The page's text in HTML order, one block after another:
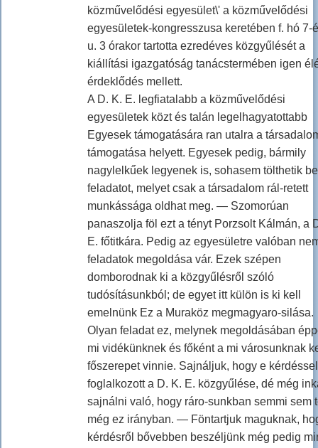
közművelődési egyesület\' a közművelődési
egyesületek-kongresszusa keretében f. hó 7-
u. 3 órakor tartotta ezredéves közgyűlését a
kiállítási igazgatóság tanácstermében igen
érdeklődés mellett.
A D. K. E. legfiatalabb a közművelődési
egyesületek közt és talán legelhagyatottabb
Egyesek támogatására ran utalra a
támogatása helyett. Egyesek pedig, bármily
nagylelkűek legyenek is, sohasem tölthetik
feladatot, melyet csak a társadalom rál-retett
munkássága oldhat meg. — Szomorúan
panaszolja föl ezt a tényt Porzsolt Kálmán, a
E. főtitkára. Pedig az egyesületre valóban
feladatok megoldása vár. Ezek szépen
domborodnak ki a közgyűlésről szóló
tudósításunkból; de egyet itt külön is ki kell
emelnünk Ez a Muraköz megmagyaro-silása.
Olyan feladat ez, melynek megoldásában
mi vidékünknek és főként a mi városunknak
főszerepet vinnie. Sajnáljuk, hogy e
foglalkozott a D. K. E. közgyűlése, dé még
sajnálni való, hogy ráro-sunkban semmi sem
még ez irányban. — Föntartjuk maguknak,
kérdésről bővebben beszéljünk még pedig